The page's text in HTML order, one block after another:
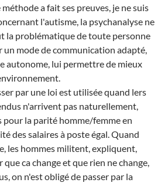
a fait ses preuves, je ne suis
l'autisme, la psychanalyse ne
la problématique de toute personne
mode de communication adapté,
autonome, lui permettre de mieux
par une loi est utilisée quand lers
n'arrivent pas naturellement,
pour la parité homme/femme en
des salaires à poste égal. Quand
les hommes militent, expliquent,
ca change et que rien ne change,
on n'est obligé de passer par la